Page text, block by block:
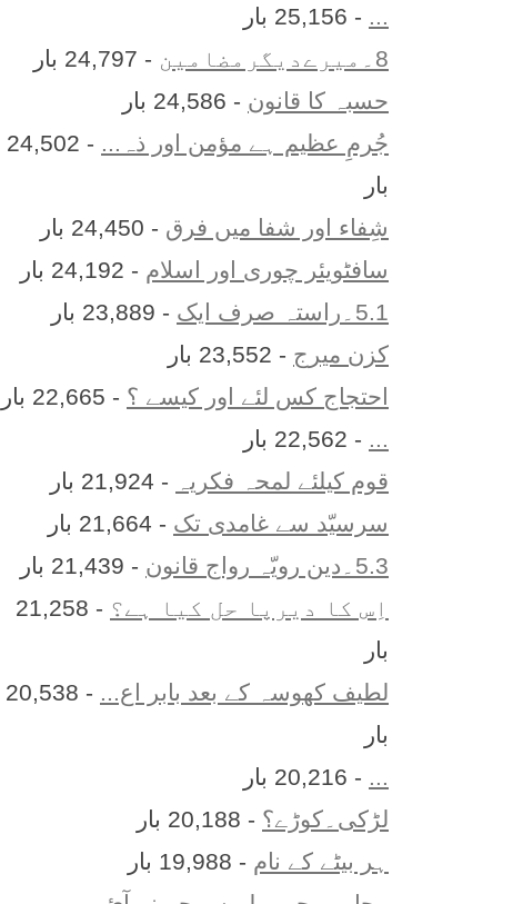
- 25,156 بار
8۔میرےدیگرمضامین
- 24,797 بار
حسبہ کا قانون - 24,586 بار
جُرمِ عظیم ہے مؤمن اور ذہ...
- 24,502
بار
شِفاء اور شفا میں فرق - 24,450 بار
سافٹویئر چوری اور اسلام - 24,192 بار
5.1۔راستہ صرف ایک
- 23,889 بار
کزن ميرج - 23,552 بار
احتجاج کس لئے اور کیسے ؟ - 22,665 بار
- 22,562 بار
قوم کیلئے لمحہ فکریہ
- 21,924 بار
سرسیّد سے غامدی تک - 21,664 بار
5.3۔دین رویّہ رواج قانون
- 21,439 بار
اِس کا ديرپا حل کيا ہے؟
- 21,258
بار
لطیف کھوسہ کے بعد بابر اع...
- 20,538
بار
- 20,216 بار
لڑکی۔کوڑے؟ - 20,188 بار
ہر بيٹے کے نام - 19,988 بار